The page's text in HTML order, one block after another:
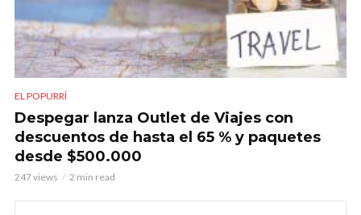
EL POPURRÍ
Despegar lanza Outlet de Viajes con
descuentos de hasta el 65 % y paquetes
desde $500.000
247 views 2 min read